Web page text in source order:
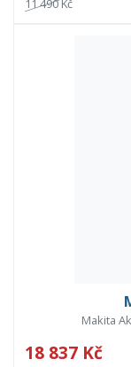
11 490 Kč
Makita
18 837 Kč